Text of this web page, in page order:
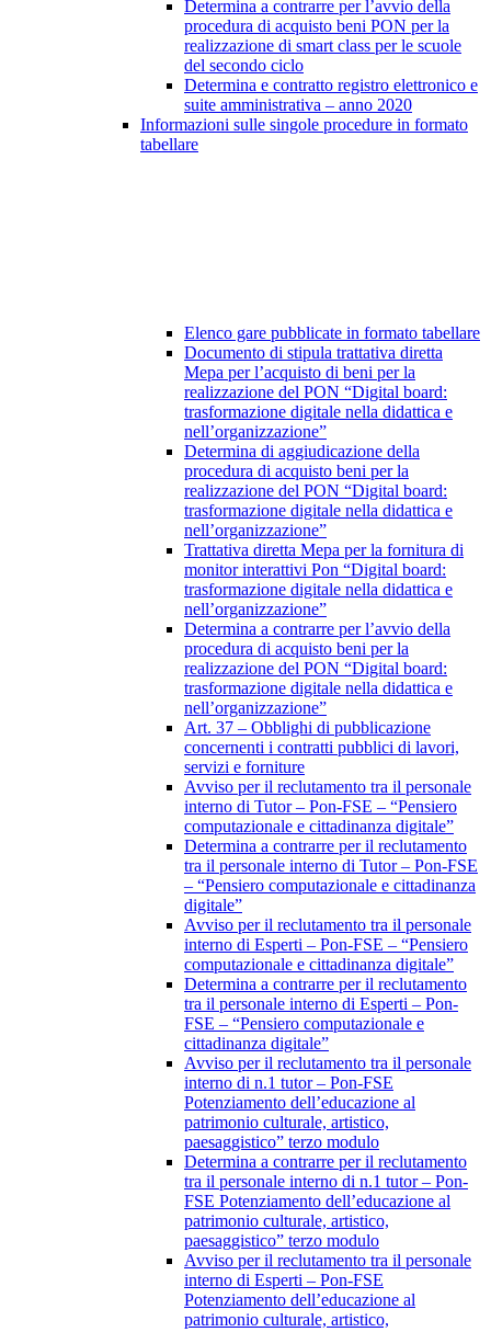
Determina a contrarre per l’avvio della
procedura di acquisto beni PON per la
realizzazione di smart class per le scuole
del secondo ciclo
Determina e contratto registro elettronico e
suite amministrativa – anno 2020
Informazioni sulle singole procedure in formato
tabellare
Elenco gare pubblicate in formato tabellare
Documento di stipula trattativa diretta
Mepa per l’acquisto di beni per la
realizzazione del PON “Digital board:
trasformazione digitale nella didattica e
nell’organizzazione”
Determina di aggiudicazione della
procedura di acquisto beni per la
realizzazione del PON “Digital board:
trasformazione digitale nella didattica e
nell’organizzazione”
Trattativa diretta Mepa per la fornitura di
monitor interattivi Pon “Digital board:
trasformazione digitale nella didattica e
nell’organizzazione”
Determina a contrarre per l’avvio della
procedura di acquisto beni per la
realizzazione del PON “Digital board:
trasformazione digitale nella didattica e
nell’organizzazione”
Art. 37 – Obblighi di pubblicazione
concernenti i contratti pubblici di lavori,
servizi e forniture
Avviso per il reclutamento tra il personale
interno di Tutor – Pon-FSE – “Pensiero
computazionale e cittadinanza digitale”
Determina a contrarre per il reclutamento
tra il personale interno di Tutor – Pon-FSE
– “Pensiero computazionale e cittadinanza
digitale”
Avviso per il reclutamento tra il personale
interno di Esperti – Pon-FSE – “Pensiero
computazionale e cittadinanza digitale”
Determina a contrarre per il reclutamento
tra il personale interno di Esperti – Pon-
FSE – “Pensiero computazionale e
cittadinanza digitale”
Avviso per il reclutamento tra il personale
interno di n.1 tutor – Pon-FSE
Potenziamento dell’educazione al
patrimonio culturale, artistico,
paesaggistico” terzo modulo
Determina a contrarre per il reclutamento
tra il personale interno di n.1 tutor – Pon-
FSE Potenziamento dell’educazione al
patrimonio culturale, artistico,
paesaggistico” terzo modulo
Avviso per il reclutamento tra il personale
interno di Esperti – Pon-FSE
Potenziamento dell’educazione al
patrimonio culturale, artistico,